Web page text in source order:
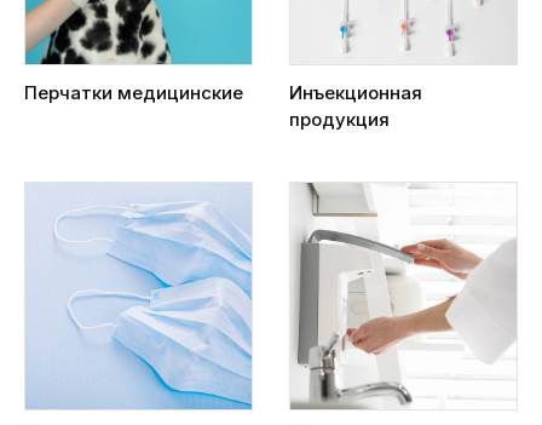
Перчатки медицинские
Инъекционная
продукция